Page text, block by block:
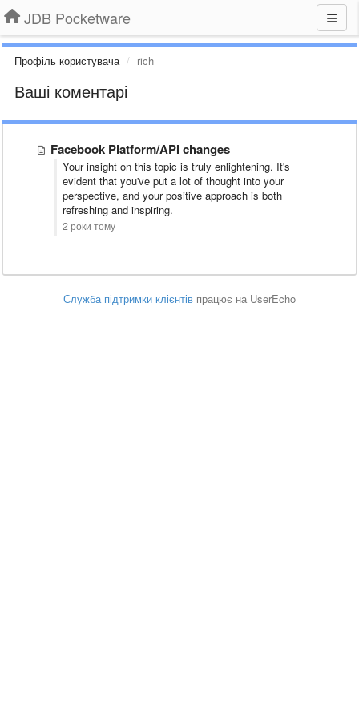
JDB Pocketware
Профіль користувача rich
Ваші коментарі
Facebook Platform/API changes
Your insight on this topic is truly enlightening. It's
evident that you've put a lot of thought into your
perspective, and your positive approach is both
refreshing and inspiring.
2 роки тому
Служба підтримки клієнтів працює на UserEcho